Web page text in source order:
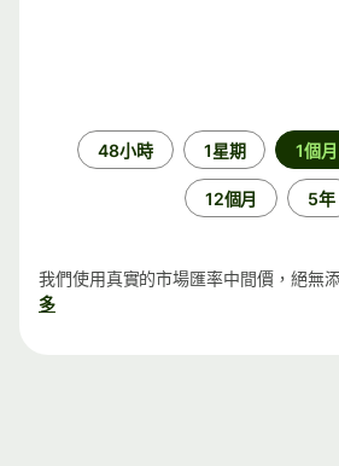
48小時 1星期 1個月
12個月 5年
我們使用真實的市場匯率中間價，絕無
多